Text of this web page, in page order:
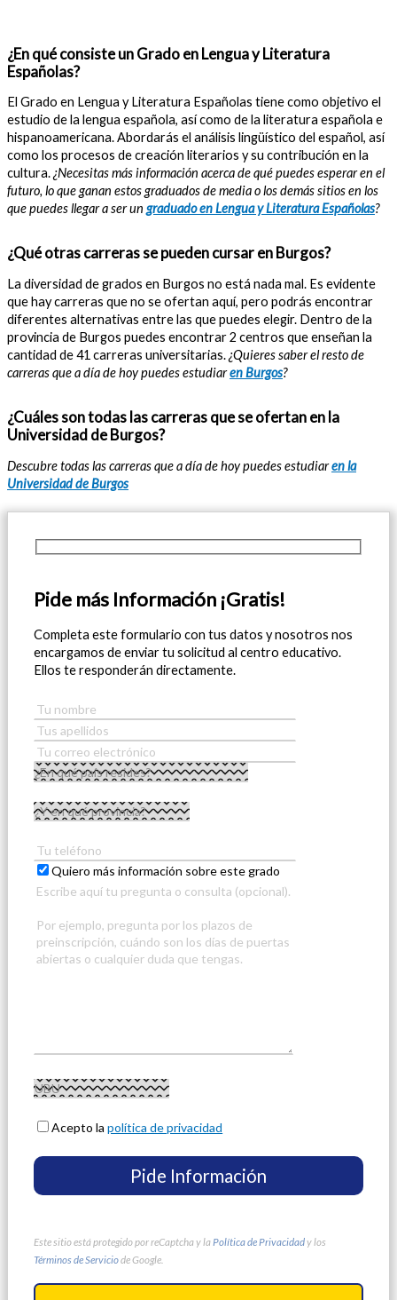
¿En qué consiste un Grado en Lengua y Literatura
Españolas?
El Grado en Lengua y Literatura Españolas tiene como objetivo el
estudio de la lengua española, así como de la literatura española e
hispanoamericana. Abordarás el análisis lingüístico del español, así
como los procesos de creación literarios y su contribución en la
cultura.¿Necesitas más información acerca de qué puedes esperar en el
futuro, lo que ganan estos graduados de media o los demás sitios en los
que puedes llegar a ser un graduado en Lengua y Literatura Españolas?
¿Qué otras carreras se pueden cursar en Burgos?
La diversidad de grados en Burgos no está nada mal. Es evidente
que hay carreras que no se ofertan aquí, pero podrás encontrar
diferentes alternativas entre las que puedes elegir. Dentro de la
provincia de Burgos puedes encontrar 2 centros que enseñan la
cantidad de 41 carreras universitarias.¿Quieres saber el resto de
carreras que a día de hoy puedes estudiaren Burgos?
¿Cuáles son todas las carreras que se ofertan en la
Universidad de Burgos?
Descubre todas las carreras que a día de hoy puedes estudiaren la
Universidad de Burgos
Pide más Información ¡Gratis!
Completa este formulario con tus datos y nosotros nos
encargamos de enviar tu solicitud al centro educativo.
Ellos te responderán directamente.
Quiero más información sobre este grado
Acepto lapolítica de privacidad
Este sitio está protegido por reCaptcha y la Política de Privacidady los
Términos de Serviciode Google.